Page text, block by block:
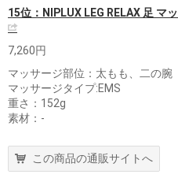
15位：NIPLUX LEG RELAX 足 マ
7,260円
マッサージ部位：太もも、二の腕
マッサージタイプ:EMS
重さ：152g
素材：-
この商品の通販サイトへ